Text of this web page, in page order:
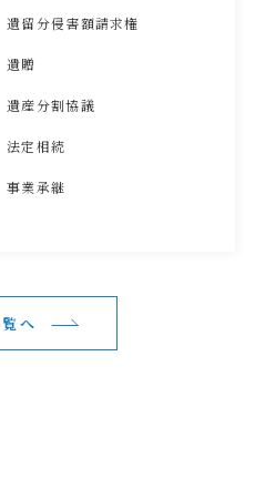
遺留分侵害額請求権
遺贈
遺産分割協議
法定相続
事業承継
へ